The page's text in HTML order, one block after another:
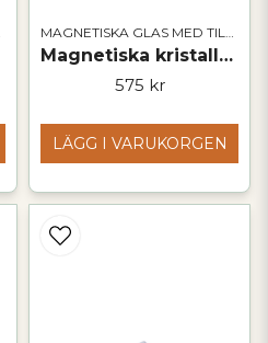
Magnetiska kristallglas | LONGDRINK
575 kr
LÄGG I VARUKORGEN